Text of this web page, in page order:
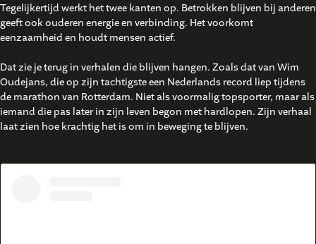
Tegelijkertijd werkt het twee kanten op. Betrokken blijven bij anderen
geeft ook ouderen energie en verbinding. Het voorkomt
eenzaamheid en houdt mensen actief.
Dat zie je terug in verhalen die blijven hangen. Zoals dat van Wim
Oudejans, die op zijn tachtigste een Nederlands record liep tijdens
de marathon van Rotterdam. Niet als voormalig topsporter, maar als
iemand die pas later in zijn leven begon met hardlopen. Zijn verhaal
laat zien hoe krachtig het is om in beweging te blijven.